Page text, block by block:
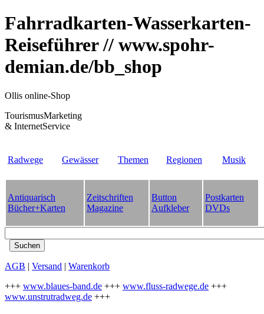
Fahrradkarten-Wasserkarten-
Reiseführer // www.spohr-
demian.de/bb_shop
Ollis online-Shop
TourismusMarketing
& InternetService
Radwege Gewässer Themen Regionen Musik
Antiquarisch
Bücher+Karten
Zeitschriften
Magazine
Button
Aufkleber
Postkarten
DVDs
AGB | Versand | Warenkorb
+++ www.blaues-band.de +++ www.fluss-radwege.de +++
www.unstrutradweg.de +++